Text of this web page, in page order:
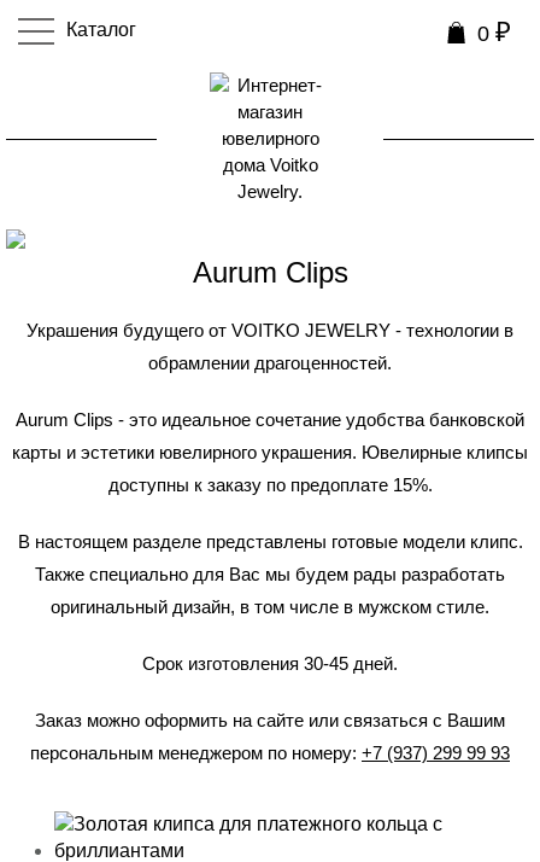
Каталог 0 ₽
Aurum Clips
Украшения будущего от VOITKO JEWELRY - технологии в
обрамлении драгоценностей.
Aurum Clips - это идеальное сочетание удобства банковской
карты и эстетики ювелирного украшения. Ювелирные клипсы
доступны к заказу по предоплате 15%.
В настоящем разделе представлены готовые модели клипс.
Также специально для Вас мы будем рады разработать
оригинальный дизайн, в том числе в мужском стиле.
Срок изготовления 30-45 дней.
Заказ можно оформить на сайте или связаться с Вашим
персональным менеджером по номеру: +7 (937) 299 99 93